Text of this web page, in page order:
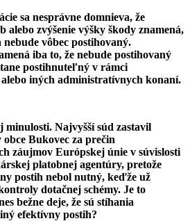
sa nesprávne domnieva, že
alebo zvýšenie výšky škody znamená,
vôbec postihovaný.
iba to, že nebude postihovaný
postihnuteľný v rámci
iných administratívnych konaní.
minulosti. Najvyšší súd zastavil
Bukovec za prečin
záujmov Európskej únie v súvislosti
platobnej agentúry, pretože
postih nebol nutný, keďže už
dotačnej schémy. Je to
bežne deje, že sú stíhania
efektívny postih?